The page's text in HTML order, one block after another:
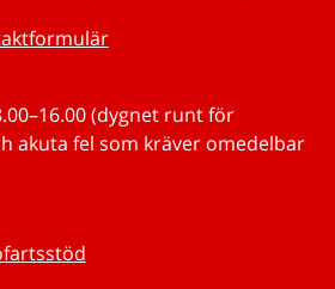
(dygnet runt för
akuta fel som kräver omedelbar